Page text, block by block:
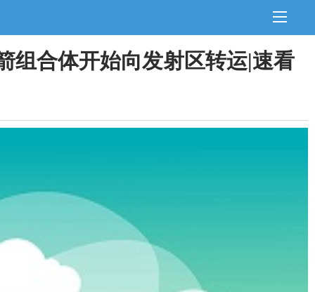
组合体开始向发射区转运|速看